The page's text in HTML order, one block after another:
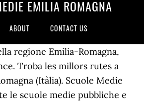
EMILIA ROMAGNA
ABOUT CONTACT US
regione Emilia-Romagna,
Troba les millors rutes a
(Itàlia). Scuole Medie
le scuole medie pubbliche e